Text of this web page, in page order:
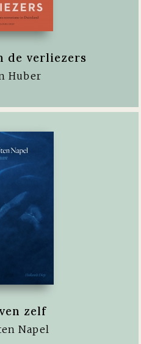
de verliezers
Huber
zelf
Napel